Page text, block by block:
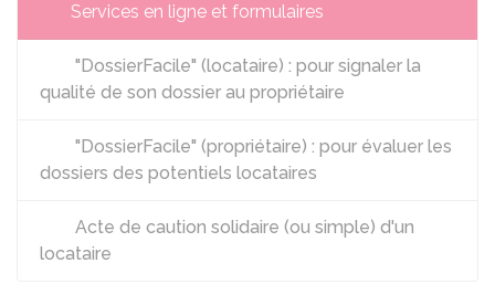
Services en ligne et formulaires
"DossierFacile" (locataire) : pour signaler la
qualité de son dossier au propriétaire
"DossierFacile" (propriétaire) : pour évaluer les
dossiers des potentiels locataires
Acte de caution solidaire (ou simple) d'un
locataire